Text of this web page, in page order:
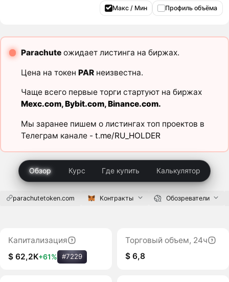
Макс / Мин Профиль объёма
Parachuteожидает листинга на биржах.
Цена на токен PARнеизвестна.
Чаще всего первые торги стартуют на биржах
Mexc.com,Bybit.com,Binance.com.
Мы заранее пишем о листингах топ проектов в
Телеграм канале - t.me/RU_HOLDER
Обзор Курс Где купить Калькулятор
parachutetoken.com Контракты Обозреватели
Капитализация
$ 62,2K+61% #7229
Торговый объем, 24ч
$ 6,8